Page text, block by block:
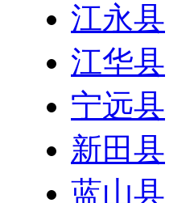
江永县
江华县
宁远县
新田县
蓝山县